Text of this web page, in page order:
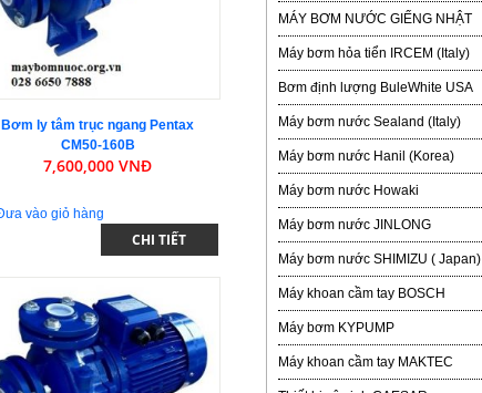
Bơm ly tâm trục ngang Pentax
CM50-160B
7,600,000 VNĐ
CHI TIẾT
MÁY BƠM NƯỚC GIẾNG NHẬT
Máy bơm hỏa tiển IRCEM (Italy)
Bơm định lượng BuleWhite USA
Máy bơm nước Sealand (Italy)
Máy bơm nước Hanil (Korea)
Máy bơm nước Howaki
Máy bơm nước JINLONG
Máy bơm nước SHIMIZU ( Japan)
Máy khoan cầm tay BOSCH
Máy bơm KYPUMP
Máy khoan cầm tay MAKTEC